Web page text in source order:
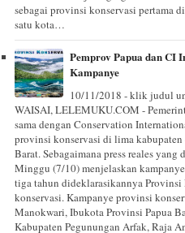
sebagai provinsi konservasi pertama
satu kota…
Pemprov Papua dan CI
Kampanye
10/11/2018 - klik judul
WAISAI, LELEMUKU.COM -
sama dengan Conservation
provinsi konservasi di lima
Barat. Sebagaimana press reales
Minggu (7/10) menjelaskan
tiga tahun dideklarasikannya Provinsi
konservasi. Kampanye provinsi
Manokwari, Ibukota Provinsi Papua
Kabupaten Pegunungan Arfak, Raja